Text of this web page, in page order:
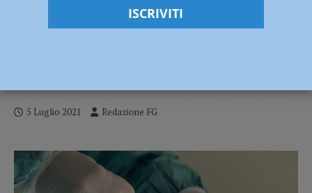
Castel San Giovanni, al centro vaccinale
5 Luglio 2021 Redazione FG